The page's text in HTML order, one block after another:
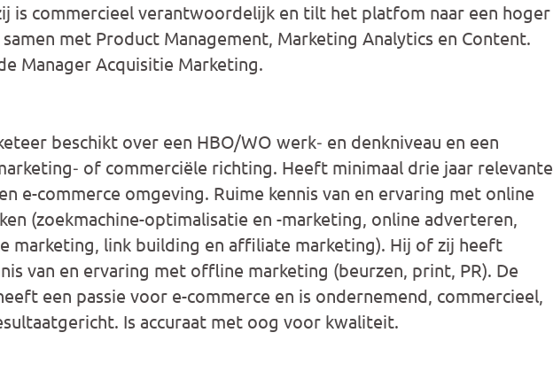
is commercieel verantwoordelijk en tilt het platfom naar een hoger
met Product Management, Marketing Analytics en Content.
Manager Acquisitie Marketing.
beschikt over een HBO/WO werk‐ en denkniveau en een
of commerciële richting. Heeft minimaal drie jaar relevante
e-commerce omgeving. Ruime kennis van en ervaring met online
(zoekmachine-optimalisatie en -marketing, online adverteren,
marketing, link building en affiliate marketing). Hij of zij heeft
van en ervaring met offline marketing (beurzen, print, PR). De
een passie voor e-commerce en is ondernemend, commercieel,
Is accuraat met oog voor kwaliteit.